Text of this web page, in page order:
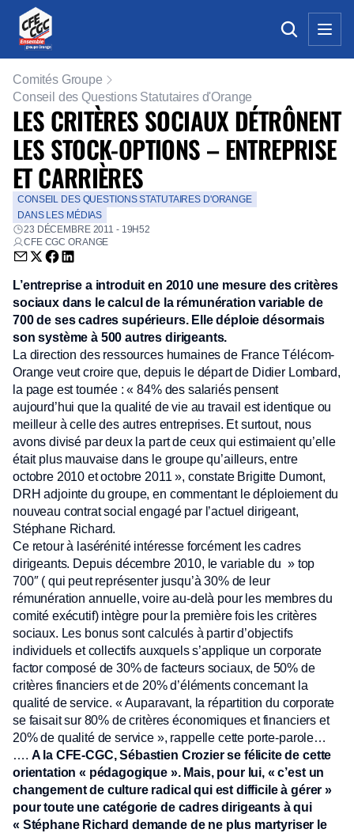
Comités Groupe
Conseil des Questions Statutaires d'Orange
LES CRITÈRES SOCIAUX DÉTRÔNENT
LES STOCK-OPTIONS – ENTREPRISE
ET CARRIÈRES
CONSEIL DES QUESTIONS STATUTAIRES D'ORANGE
DANS LES MÉDIAS
23 DÉCEMBRE 2011 - 19H52
CFE CGC ORANGE
Envoyer par email (nouvelle fenêtre)
Partager sur Twitter (nouvelle fenêtre)
Partager sur Facebook (nouvelle fenêtre)
Partager sur LinkedIn (nouvelle fenêtre)
L’entreprise a introduit en 2010 une mesure des critères
sociaux dans le calcul de la rémunération variable de
700 de ses cadres supérieurs. Elle déploie désormais
son système à 500 autres dirigeants.
La direction des ressources humaines de France Télécom-
Orange veut croire que, depuis le départ de Didier Lombard,
la page est tournée : « 84% des salariés pensent
aujourd’hui que la qualité de vie au travail est identique ou
meilleur à celle des autres entreprises. Et surtout, nous
avons divisé par deux la part de ceux qui estimaient qu’elle
était plus mauvaise dans le groupe qu’ailleurs, entre
octobre 2010 et octobre 2011 », constate Brigitte Dumont,
DRH adjointe du groupe, en commentant le déploiement du
nouveau contrat social engagé par l’actuel dirigeant,
Stéphane Richard.
Ce retour à lasérénité intéresse forcément les cadres
dirigeants. Depuis décembre 2010, le variable du » top
700″ ( qui peut représenter jusqu’à 30% de leur
rémunération annuelle, voire au-delà pour les membres du
comité exécutif) intègre pour la première fois les critères
sociaux. Les bonus sont calculés à partir d’objectifs
individuels et collectifs auxquels s’applique un corporate
factor composé de 30% de facteurs sociaux, de 50% de
critères financiers et de 20% d’éléments concernant la
qualité de service. « Auparavant, la répartition du corporate
se faisait sur 80% de critères économiques et financiers et
20% de qualité de service », rappelle cette porte-parole…
…. A la CFE-CGC, Sébastien Crozier se félicite de cette
orientation « pédagogique ». Mais, pour lui, « c’est un
changement de culture radical qui est difficile à gérer »
pour toute une catégorie de cadres dirigeants à qui
« Stéphane Richard demande de ne plus martyriser le